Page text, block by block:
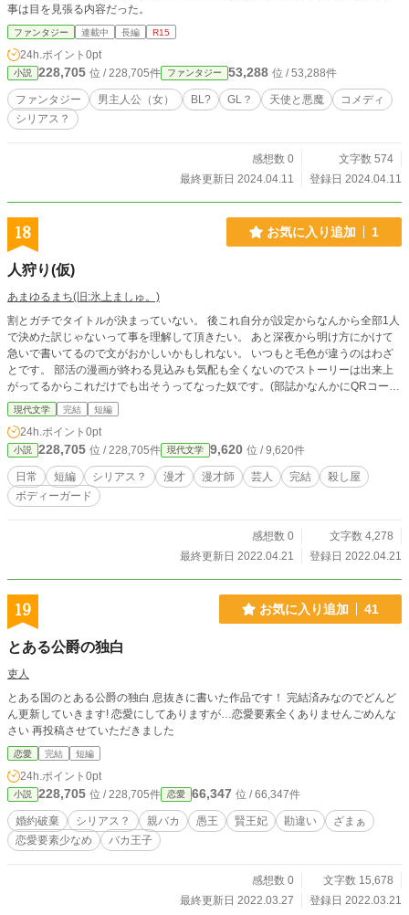
事は目を見張る内容だった。
ファンタジー 連載中 長編 R15
24h.ポイント 0pt
小説 228,705 位 / 228,705件 ファンタジー 53,288 位 / 53,288件
ファンタジー 男主人公（女） BL? GL？ 天使と悪魔
コメディ
シリアス？
感想数 0
文字数 574
最終更新日 2024.04.11
登録日 2024.04.11
18 お気に入り追加 1
人狩り(仮)
あまゆるまち(旧:氷上ましゅ。)
割とガチでタイトルが決まっていない。 後これ自分が設定からなんから全部1人
で決めた訳じゃないって事を理解して頂きたい。 あと深夜から明け方にかけて
急いで書いてるので文がおかしいかもしれない。 いつもと毛色が違うのはわざ
とです。 部活の漫画が終わる見込みも気配も全くないのでストーリーは出来上
がってるからこれだけでも出そうってなった奴です。(部誌かなんかにQRコード
載っけてます) あらすじって言うか設定？は まず主人公と主人公の相方が居ま
す。 そこ二人は芸人で、今ノリに乗りまくってる人気芸人。ってとこから始ま
ります。 スペシャルサンクス副部長。
現代文学 完結 短編
24h.ポイント 0pt
小説 228,705 位 / 228,705件 現代文学 9,620 位 / 9,620件
日常 短編 シリアス？ 漫才 漫才師 芸人 完結
殺し屋
ボディーガード
感想数 0
文字数 4,278
最終更新日 2022.04.21
登録日 2022.04.21
19 お気に入り追加 41
とある公爵の独白
吏人
とある国のとある公爵の独白 息抜きに書いた作品です！ 完結済みなのでどんど
ん更新していきます! 恋愛にしてありますが…恋愛要素全くありませんごめんな
さい 再投稿させていただきました
恋愛 完結 短編
24h.ポイント 0pt
小説 228,705 位 / 228,705件 恋愛 66,347 位 / 66,347件
婚約破棄 シリアス？ 親バカ 愚王 賢王妃 勘違い
ざまぁ
恋愛要素少なめ
バカ王子
感想数 0
文字数 15,678
最終更新日 2022.03.27
登録日 2022.03.21